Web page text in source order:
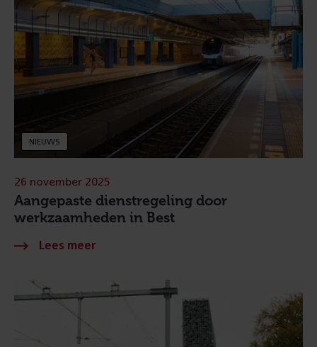
NIEUWS
Aangepaste dienstregeling door
werkzaamheden in Best
26 november 2025